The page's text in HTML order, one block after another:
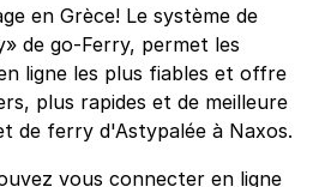
en Grèce! Le système de
de go-Ferry, permet les
ligne les plus fiables et offre
plus rapides et de meilleure
de ferry d'Astypalée à Naxos.
vous connecter en ligne